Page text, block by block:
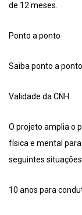
de 12 meses.
Ponto a ponto
Saiba ponto a
Validade da CNH
O projeto amplia o
física e mental para
seguintes
10 anos para